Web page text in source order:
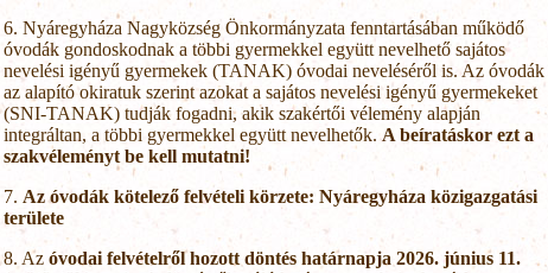
6. Nyáregyháza Nagyközség Önkormányzata fenntartásában működő
óvodák gondoskodnak a többi gyermekkel együtt nevelhető sajátos
nevelési igényű gyermekek (TANAK) óvodai neveléséről is. Az óvodák
az alapító okiratuk szerint azokat a sajátos nevelési igényű gyermekeket
(SNI-TANAK) tudják fogadni, akik szakértői vélemény alapján
integráltan, a többi gyermekkel együtt nevelhetők.A beíratáskor ezt a
szakvéleményt be kell mutatni!
7. Az óvodák kötelező felvételi körzete: Nyáregyháza közigazgatási
területe
8. Az óvodai felvételről hozott döntés határnapja 2026. június 11.